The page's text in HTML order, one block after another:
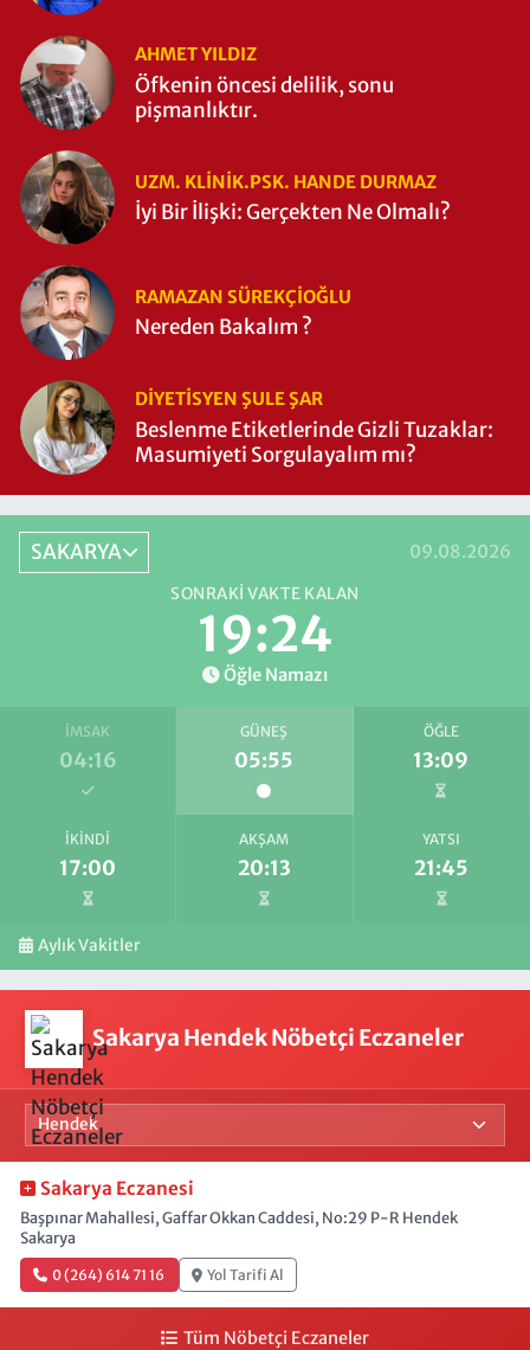
AHMET YILDIZ
Öfkenin öncesi delilik, sonu
pişmanlıktır.
UZM. KLINIK.PSK. HANDE DURMAZ
İyi Bir İlişki: Gerçekten Ne Olmalı?
RAMAZAN SÜREKÇIOĞLU
Nereden Bakalım ?
DIYETISYEN ŞULE ŞAR
Beslenme Etiketlerinde Gizli Tuzaklar:
Masumiyeti Sorgulayalım mı?
SAKARYA 09.08.2026
SONRAKI VAKTE KALAN
19:23
Öğle Namazı
İMSAK
04:16
GÜNEŞ
05:55
ÖĞLE
13:09
İKINDI
17:00
AKŞAM
20:13
YATSI
21:45
Aylık Vakitler
Sakarya Hendek Nöbetçi Eczaneler
Sakarya Eczanesi
Başpınar Mahallesi, Gaffar Okkan Caddesi, No:29 P-R Hendek
Sakarya
0 (264) 614 71 16 Yol Tarifi Al
Tüm Nöbetçi Eczaneler